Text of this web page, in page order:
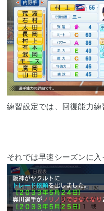
練習設定では、回復能力練
それでは早速シーズンに入